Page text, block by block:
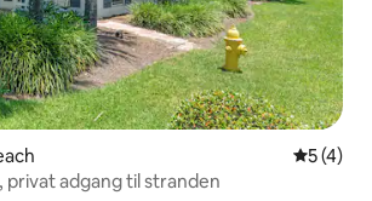
5 ud af 5
5 (4)
privat adgang til stranden